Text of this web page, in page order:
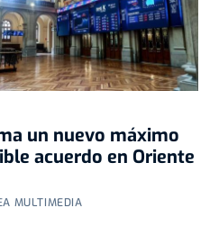
un nuevo máximo
acuerdo en Oriente
MULTIMEDIA